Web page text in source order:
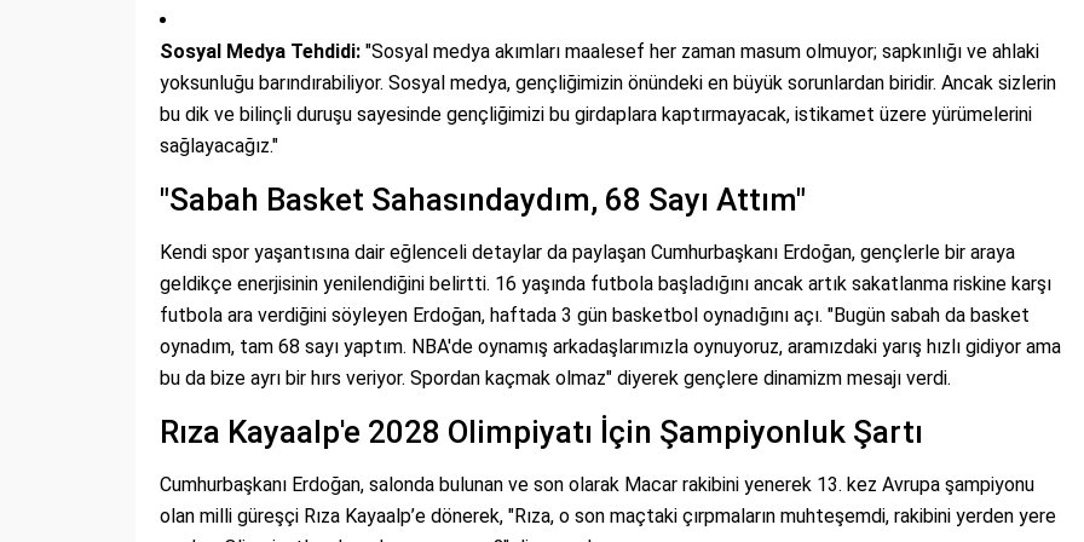
Sosyal Medya Tehdidi: "Sosyal medya akımları maalesef her zaman masum olmuyor; sapkınlığı ve ahlaki
yoksunluğu barındırabiliyor. Sosyal medya, gençliğimizin önündeki en büyük sorunlardan biridir. Ancak sizlerin
bu dik ve bilinçli duruşu sayesinde gençliğimizi bu girdaplara kaptırmayacak, istikamet üzere yürümelerini
sağlayacağız."
"Sabah Basket Sahasındaydım, 68 Sayı Attım"
Kendi spor yaşantısına dair eğlenceli detaylar da paylaşan Cumhurbaşkanı Erdoğan, gençlerle bir araya
geldikçe enerjisinin yenilendiğini belirtti. 16 yaşında futbola başladığını ancak artık sakatlanma riskine karşı
futbola ara verdiğini söyleyen Erdoğan, haftada 3 gün basketbol oynadığını açı. "Bugün sabah da basket
oynadım, tam 68 sayı yaptım. NBA'de oynamış arkadaşlarımızla oynuyoruz, aramızdaki yarış hızlı gidiyor ama
bu da bize ayrı bir hırs veriyor. Spordan kaçmak olmaz" diyerek gençlere dinamizm mesajı verdi.
Rıza Kayaalp'e 2028 Olimpiyatı İçin Şampiyonluk Şartı
Cumhurbaşkanı Erdoğan, salonda bulunan ve son olarak Macar rakibini yenerek 13. kez Avrupa şampiyonu
olan milli güreşçi Rıza Kayaalp’e dönerek, "Rıza, o son maçtaki çırpmaların muhteşemdi, rakibini yerden yere